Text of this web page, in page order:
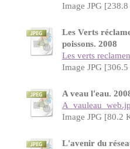
Image JPG
Les Verts
poissons. 2008
Les verts
Image JPG
A veau l'eau.
Image JPG [80.2
L'avenir du